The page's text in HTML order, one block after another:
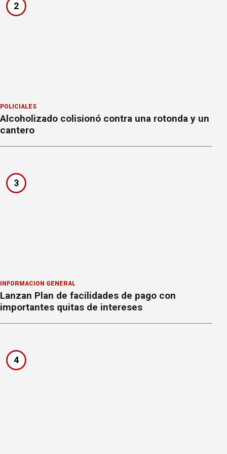
2
POLICIALES
Alcoholizado colisionó contra una rotonda y un
cantero
3
INFORMACION GENERAL
Lanzan Plan de facilidades de pago con
importantes quitas de intereses
4